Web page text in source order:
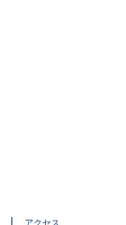
アクセス